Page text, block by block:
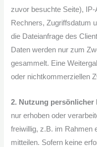
zuvor besuchte Seite),
Rechners, Zugriffsdatum
die Dateianfrage des
Daten werden nur zum
gesammelt. Eine
oder nichtkommerziellen
2. Nutzung persönlicher
nur erhoben oder
freiwillig, z.B. im Rahmen
mitteilen. Sofern keine